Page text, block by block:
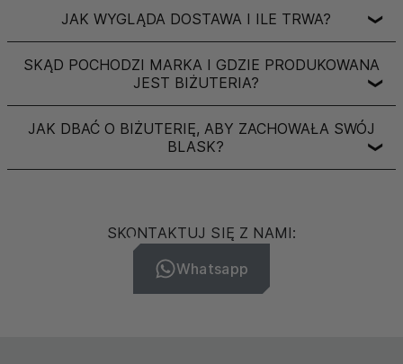
JAK WYGLĄDA DOSTAWA I ILE TRWA? ❯
SKĄD POCHODZI MARKA I GDZIE PRODUKOWANA
JEST BIŻUTERIA?
❯
JAK DBAĆ O BIŻUTERIĘ, ABY ZACHOWAŁA SWÓJ
BLASK?
❯
SKONTAKTUJ SIĘ Z NAMI:
Whatsapp